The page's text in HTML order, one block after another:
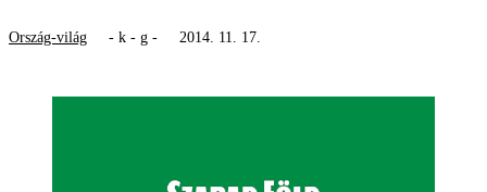
Ország-világ - k - g - 2014. 11. 17.